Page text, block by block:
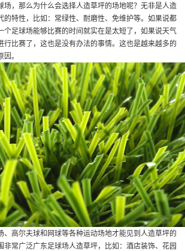
场，那么为什么会选择人造草坪的场地呢？无非是人造
的特性，比如：常绿性、耐磨性、免维护等。如果说都
个足球场能够比赛的时间就实在是太短了，如果说天气
行比赛了，这也是没有办法的事情。这也是越来越多的
。
、高尔夫球和网球等各种运动场地才能见到人造草坪的
非常广泛广东足球场人造草坪，比如：酒店装饰、花园